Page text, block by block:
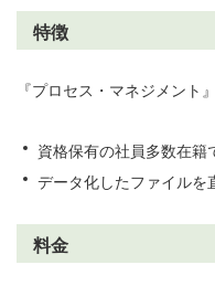
特徴
『プロセス・マネジメント
資格保有の社員多数在籍
データ化したファイルを
料金